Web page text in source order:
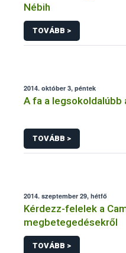
Nébih
TOVÁBB >
2014. október 3, péntek
A fa a legsokoldalúbb
TOVÁBB >
2014. szeptember 29, hétfő
Kérdezz-felelek a
megbetegedésekről
TOVÁBB >